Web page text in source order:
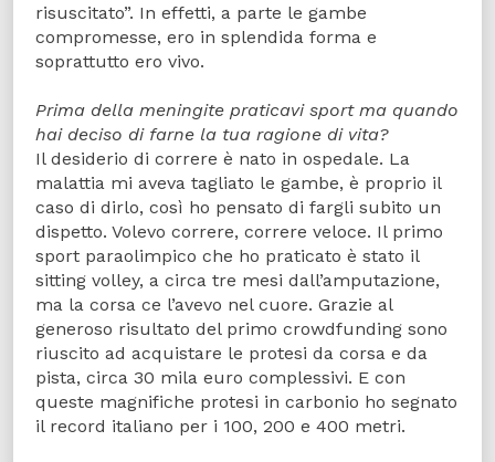
risuscitato”. In effetti, a parte le gambe
compromesse, ero in splendida forma e
soprattutto ero vivo.
Prima della meningite praticavi sport ma quando
hai deciso di farne la tua ragione di vita?
Il desiderio di correre è nato in ospedale. La
malattia mi aveva tagliato le gambe, è proprio il
caso di dirlo, così ho pensato di fargli subito un
dispetto. Volevo correre, correre veloce. Il primo
sport paraolimpico che ho praticato è stato il
sitting volley, a circa tre mesi dall’amputazione,
ma la corsa ce l’avevo nel cuore. Grazie al
generoso risultato del primo crowdfunding sono
riuscito ad acquistare le protesi da corsa e da
pista, circa 30 mila euro complessivi. E con
queste magnifiche protesi in carbonio ho segnato
il record italiano per i 100, 200 e 400 metri.